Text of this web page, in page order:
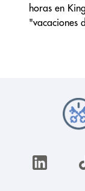
horas en
"vacaciones